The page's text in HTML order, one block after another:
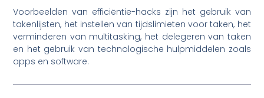
Voorbeelden van efficiëntie-hacks zijn het gebruik van
takenlijsten, het instellen van tijdslimieten voor taken, het
verminderen van multitasking, het delegeren van taken
en het gebruik van technologische hulpmiddelen zoals
apps en software.